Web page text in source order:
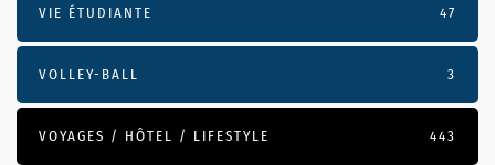
VIE ÉTUDIANTE 47
VOLLEY-BALL 3
VOYAGES / HÔTEL / LIFESTYLE 443